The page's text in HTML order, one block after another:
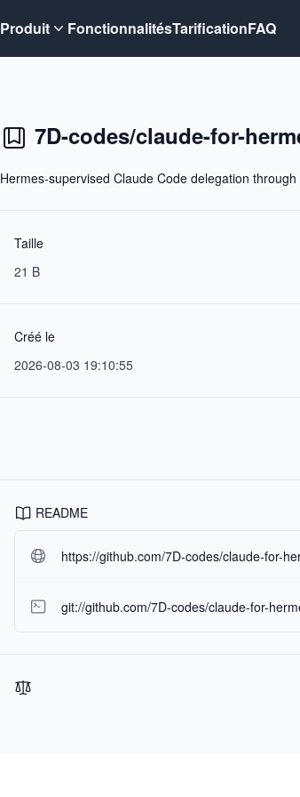
Produit FonctionnalitésTarificationFAQ
7D-codes/claude-for-
Hermes-supervised Claude Code delegation
Taille
21 B
Créé le
2026-08-03 19:10:55
README
https://github.com/7D-codes/claude-for-
git://github.com/7D-codes/claude-for-